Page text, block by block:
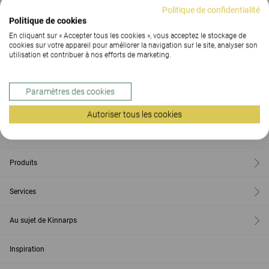
Neel
59260 Lezennes
03 20 06 76 86
Contact
Produits
Services
Au sujet de Kinnarps
Inspiration
Politique de confidentialité
Politique de cookies
En cliquant sur « Accepter tous les cookies », vous acceptez le stockage de
cookies sur votre appareil pour améliorer la navigation sur le site, analyser son
utilisation et contribuer à nos efforts de marketing.
Paramètres des cookies
Autoriser tous les cookies